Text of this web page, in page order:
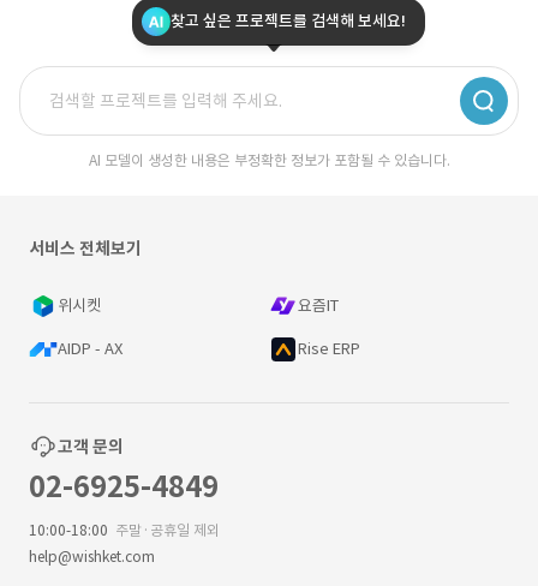
찾고 싶은 프로젝트를 검색해 보세요!
AI 모델이 생성한 내용은 부정확한 정보가 포함될 수 있습니다.
서비스 전체보기
위시켓 요즘IT
AIDP - AX Rise ERP
고객 문의
02-6925-4849
10:00-18:00 주말·공휴일 제외
help@wishket.com